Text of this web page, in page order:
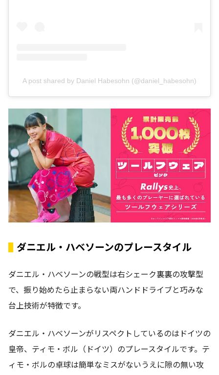
A post shared by Daniel Habesohn (@daniel_habesohn)
ダニエル・ハベソーンのプレースタイル
ダニエル・ハベソーンの戦型は右シェーク裏裏の攻撃型
で、振り始めたら止まらない両ハンドドライブと巧みな
台上技術が特徴です。
ダニエル・ハベソーンがリスペクトしているのはドイツの
皇帝、ティモ・ボル（ドイツ）のプレースタイルです。テ
ィモ・ボルの卓球は簡単なミスがないうえに隙の無い攻